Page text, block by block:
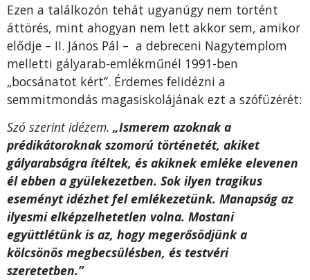
Ezen a találkozón tehát ugyanúgy nem történt
áttörés, mint ahogyan nem lett akkor sem, amikor
elődje – II. János Pál – a debreceni Nagytemplom
melletti gályarab-emlékműnél 1991-ben
„bocsánatot kért”. Érdemes felidézni a
semmitmondás magasiskolájának ezt a szófüzérét:
Szó szerint idézem. „Ismerem azoknak a
prédikátoroknak szomorú történetét, akiket
gályarabságra ítéltek, és akiknek emléke elevenen
él ebben a gyülekezetben. Sok ilyen tragikus
eseményt idézhet fel emlékezetünk. Manapság az
ilyesmi elképzelhetetlen volna. Mostani
együttlétünk is az, hogy megerősödjünk a
kölcsönös megbecsülésben, és testvéri
szeretetben.”